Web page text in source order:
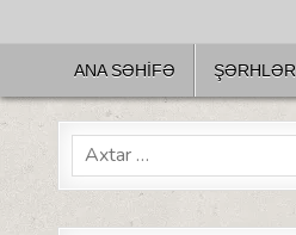
ANA SƏHİFƏ ŞƏRHLƏR
Search
for: